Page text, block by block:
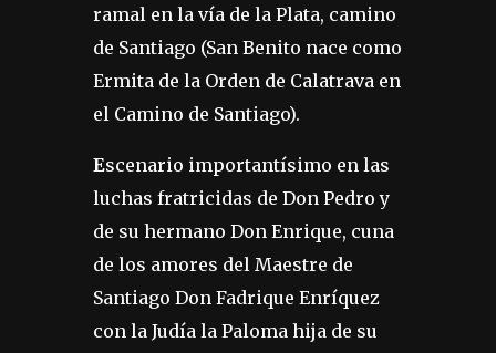
ramal en la vía de la Plata, camino
de Santiago (San Benito nace como
Ermita de la Orden de Calatrava en
el Camino de Santiago).
Escenario importantísimo en las
luchas fratricidas de Don Pedro y
de su hermano Don Enrique, cuna
de los amores del Maestre de
Santiago Don Fadrique Enríquez
con la Judía la Paloma hija de su